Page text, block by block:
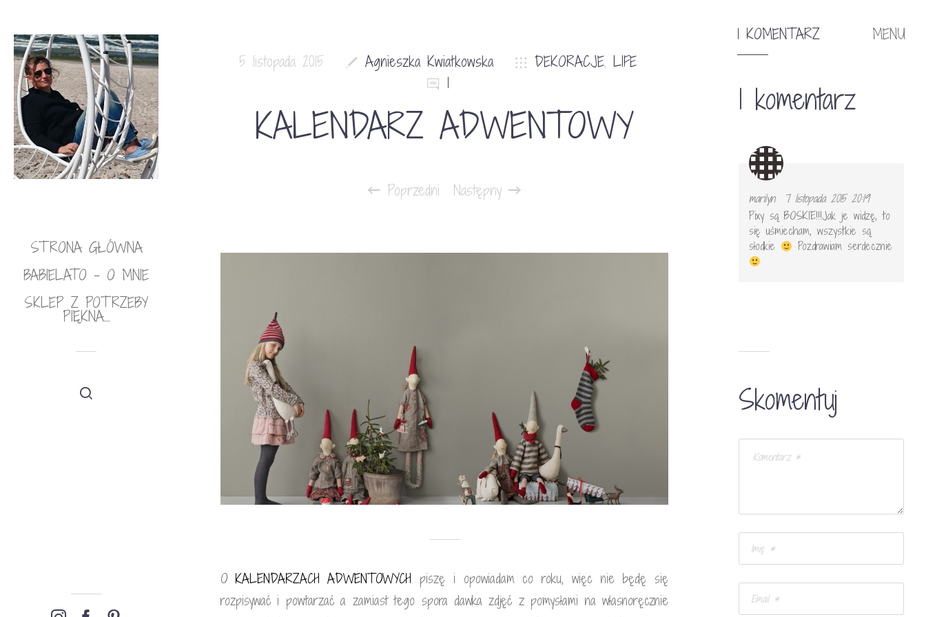
STRONA GŁÓWNA
BABIELATO – O MNIE
SKLEP Z POTRZEBY
PIĘKNA…
5 listopada 2015 Agnieszka Kwiatkowska DEKORACJE, LIFE
1
KALENDARZ ADWENTOWY
Poprzedni Następny
O KALENDARZACH ADWENTOWYCH piszę i opowiadam co roku, więc nie będę się
rozpisywać i powtarzać a zamiast tego spora dawka zdjęć z pomysłami na własnoręcznie
1 KOMENTARZ MENU
1 komentarz
marilyn
7 listopada 2015 20:19
Pixy są BOSKIE!!!Jak je widzę, to
się uśmiecham, wszystkie są
słodkie
Pozdrawiam serdecznie
Skomentuj